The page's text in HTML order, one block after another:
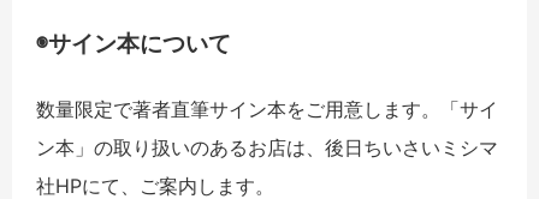
◉サイン本について
数量限定で著者直筆サイン本をご用意します。「サイ
ン本」の取り扱いのあるお店は、後日ちいさいミシマ
社HPにて、ご案内します。